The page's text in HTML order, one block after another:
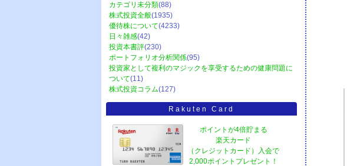
カテゴリ未分類(88)
株式投資全般(1935)
優待株について(4233)
日々雑感(42)
投資本書評(230)
ポートフォリオ分析関係(95)
投資家として複利のマジックを享受するための健康問題に
ついて(11)
株式投資コラム(127)
Rakuten Card
ポイントが4倍貯まる
楽天カード
（クレジットカード）入会で
2,000ポイントプレゼント！